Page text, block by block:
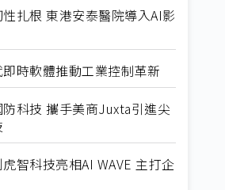
扎根 東港安泰醫院導入AI影
時軟體推動工業控制革新
科技 攜手美商Juxta引進尖
智科技亮相AI WAVE 主打企